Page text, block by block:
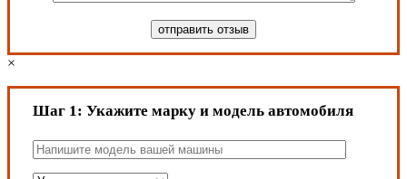
×
Шаг 1: Укажите марку и модель автомобиля